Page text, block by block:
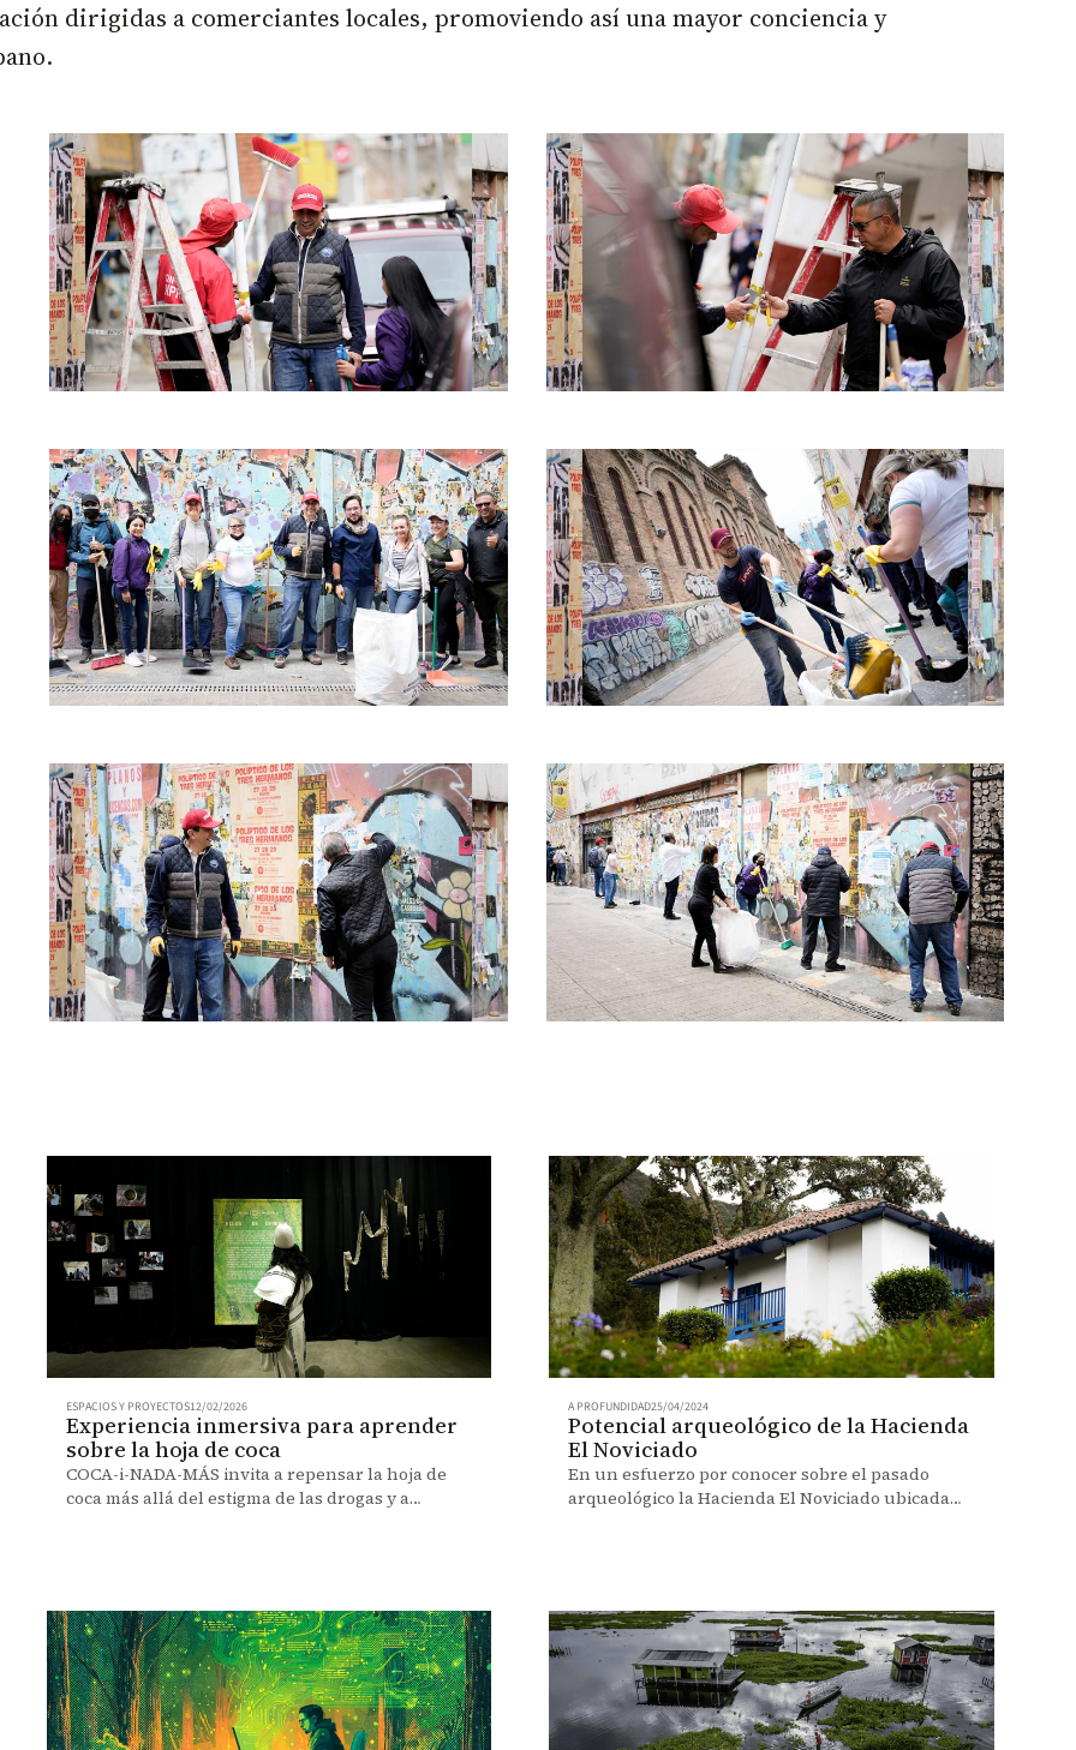
dirigidas a comerciantes locales, promoviendo así una mayor conciencia y
ESPACIOS Y PROYECTOS12/02/2026
Experiencia inmersiva para aprender
sobre la hoja de coca
COCA-i-NADA-MÁS invita a repensar la hoja de
coca más allá del estigma de las drogas y a
A PROFUNDIDAD25/04/2024
Potencial arqueológico de la Hacienda
El Noviciado
En un esfuerzo por conocer sobre el pasado
arqueológico la Hacienda El Noviciado ubicada